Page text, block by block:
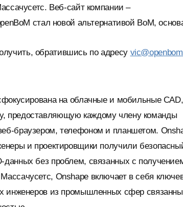
Веб-сайт компании –
стал новой альтернативой BoM,
обратившись по адресу
на облачные и мобильные CAD,
предоставляющую каждому члену команды
браузером, телефоном и планшетом.
и проектировщики получили
данных без проблем, связанных с
Onshape включает в себя
инженеров из промышленных сфер